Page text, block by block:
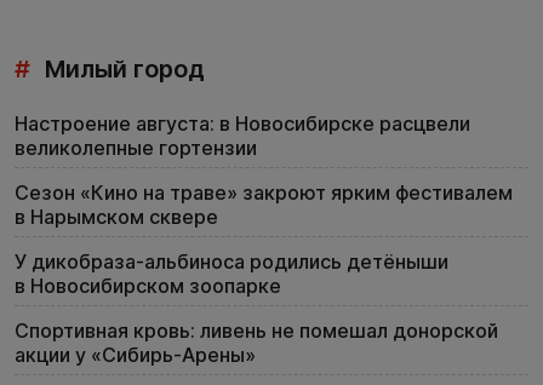
# Милый город
Настроение августа: в Новосибирске расцвели
великолепные гортензии
Сезон «Кино на траве» закроют ярким фестивалем
в Нарымском сквере
У дикобраза-альбиноса родились детёныши
в Новосибирском зоопарке
Спортивная кровь: ливень не помешал донорской
акции у «Сибирь-Арены»